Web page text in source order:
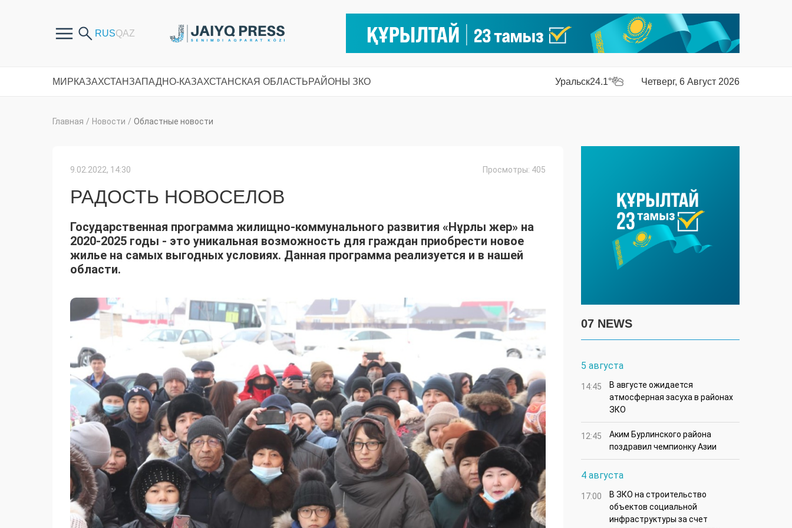
МИРКАЗАХСТАНЗАПАДНО-КАЗАХСТАНСКАЯ ОБЛАСТЬРАЙОНЫ ЗКО Уральск24.1° Четверг, 6 Август 2026
Главная / Новости / Областные новости
9.02.2022, 14:30 Просмотры: 405
РАДОСТЬ НОВОСЕЛОВ
Государственная программа жилищно-коммунального развития «Нұрлы жер» на
2020-2025 годы - это уникальная возможность для граждан приобрести новое
жилье на самых выгодных условиях. Данная программа реализуется и в нашей
области.
07 NEWS
5 августа
14:45
В августе ожидается
атмосферная засуха в районах
ЗКО
12:45
Аким Бурлинского района
поздравил чемпионку Азии
4 августа
17:00
В ЗКО на строительство
объектов социальной
инфраструктуры за счет